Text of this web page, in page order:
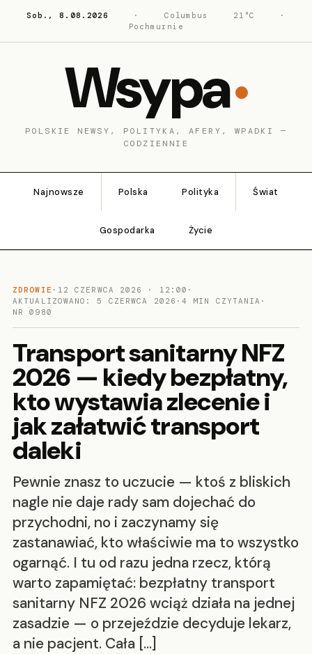
Sob., 8.08.2026 · Columbus 21°C
·
Pochmurnie
Wsypa
POLSKIE NEWSY, POLITYKA, AFERY, WPADKI —
CODZIENNIE
Najnowsze Polska Polityka Świat
Gospodarka Życie
ZDROWIE · 12 CZERWCA 2026 · 12:00 ·
AKTUALIZOWANO: 5 CZERWCA 2026 ·4 MIN CZYTANIA ·
NR 0980
Transport sanitarny NFZ
2026 — kiedy bezpłatny,
kto wystawia zlecenie i
jak załatwić transport
daleki
Pewnie znasz to uczucie — ktoś z bliskich
nagle nie daje rady sam dojechać do
przychodni, no i zaczynamy się
zastanawiać, kto właściwie ma to wszystko
ogarnąć. I tu od razu jedna rzecz, którą
warto zapamiętać: bezpłatny transport
sanitarny NFZ 2026 wciąż działa na jednej
zasadzie — o przejeździe decyduje lekarz,
a nie pacjent. Cała […]